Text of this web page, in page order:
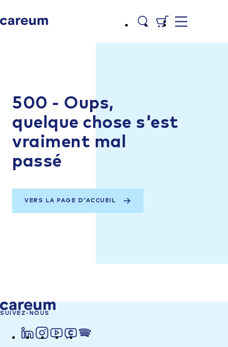
500 - Oups,
quelque chose s'est
vraiment mal
passé
VERS LA PAGE D'ACCUEIL
SUIVEZ-NOUS